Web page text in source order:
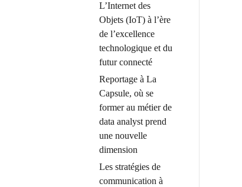
L’Internet des
Objets (IoT) à l’ère
de l’excellence
technologique et du
futur connecté
Reportage à La
Capsule, où se
former au métier de
data analyst prend
une nouvelle
dimension
Les stratégies de
communication à